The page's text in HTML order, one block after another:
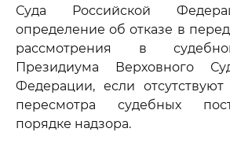
Суда Российской
определение об отказе в
рассмотрения в
Президиума Верховного
Федерации, если
пересмотра судебных
порядке надзора.